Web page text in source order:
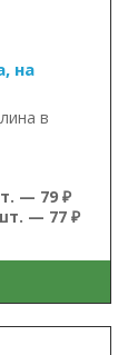
на
в
— 79 ₽
— 77 ₽